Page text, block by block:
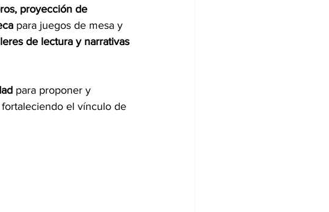
proyección de
para juegos de mesa y
de lectura y narrativas
para proponer y
el vínculo de